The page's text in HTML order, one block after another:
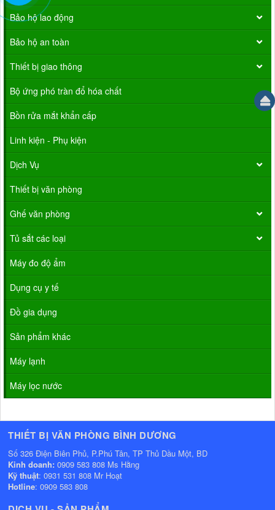
Bảo hộ lao động
Bảo hộ an toàn
Thiết bị giao thông
Bộ ứng phó tràn đổ hóa chất
Bồn rửa mắt khẩn cấp
Linh kiện - Phụ kiện
Dịch Vụ
Thiết bị văn phòng
Ghế văn phòng
Tủ sắt các loại
Máy đo độ ẩm
Dụng cụ y tế
Đồ gia dụng
Sản phẩm khác
Máy lạnh
Máy lọc nước
THIẾT BỊ VĂN PHÒNG BÌNH DƯƠNG
Số 326 Điện Biên Phủ, P.Phú Tân, TP Thủ Dầu Một, BD
Kinh doanh: 0909 583 808 Ms Hằng
Kỹ thuật: 0931 531 808 Mr Hoạt
Hotline: 0909 583 808